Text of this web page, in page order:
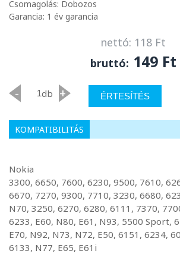
Csomagolás: Dobozos
Garancia: 1 év garancia
nettó: 118 Ft
bruttó: 149 Ft
- db + ÉRTESÍTÉS
KOMPATIBILITÁS
Nokia
3300, 6650, 7600, 6230, 9500, 7610,
6670, 7270, 9300, 7710, 3230, 6680,
N70, 3250, 6270, 6280, 6111, 7370,
6233, E60, N80, E61, N93, 5500 Sport,
E70, N92, N73, N72, E50, 6151, 6234,
6133, N77, E65, E61i